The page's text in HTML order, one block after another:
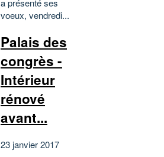
a présenté ses
voeux, vendredi...
Palais des
congrès -
Intérieur
rénové
avant...
23 janvier 2017